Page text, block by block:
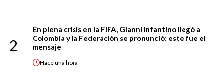
2
En plena crisis en la FIFA, Gianni Infantino llegó a
Colombia y la Federación se pronunció: este fue el
mensaje
Haceuna hora